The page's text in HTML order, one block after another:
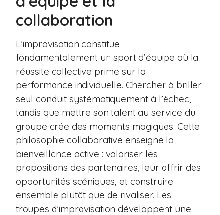
collaboration
L’improvisation constitue
fondamentalement un sport d’équipe où la
réussite collective prime sur la
performance individuelle. Chercher à briller
seul conduit systématiquement à l’échec,
tandis que mettre son talent au service du
groupe crée des moments magiques. Cette
philosophie collaborative enseigne la
bienveillance active : valoriser les
propositions des partenaires, leur offrir des
opportunités scéniques, et construire
ensemble plutôt que de rivaliser. Les
troupes d’improvisation développent une